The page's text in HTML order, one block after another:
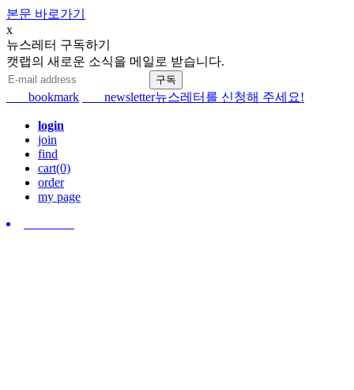
본문 바로가기
x
뉴스레터 구독하기
캣랩의 새로운 소식을 메일로 받습니다.
bookmark newsletter뉴스레터를 신청해 주세요!
login
join
find
cart(0)
order
my page